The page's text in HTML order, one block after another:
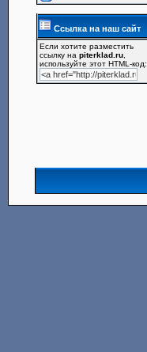
Ссылка на наш сайт
Если хотите разместить
ссылку наpiterklad.ru
используйте этот HTML-код: